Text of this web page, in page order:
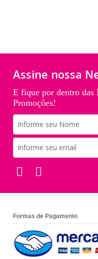
Assine nossa
E fique por dentro das
Promoções!
Formas de Pagamento